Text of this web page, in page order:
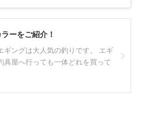
ーをご紹介！
ギングは大人気の釣りです。 エギ
屋へ行っても一体どれを買って